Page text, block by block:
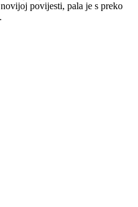
povijesti, pala je s preko